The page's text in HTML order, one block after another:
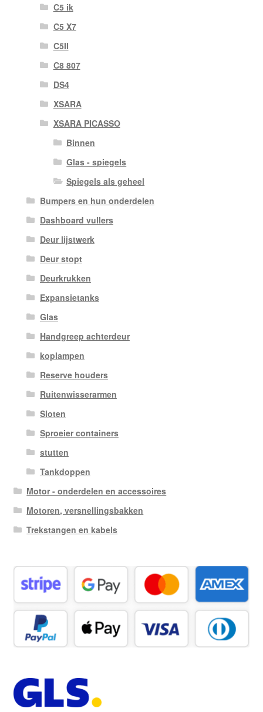
C5 ik
C5 X7
C5II
C8 807
DS4
XSARA
XSARA PICASSO
Binnen
Glas - spiegels
Spiegels als geheel
Bumpers en hun onderdelen
Dashboard vullers
Deur lijstwerk
Deur stopt
Deurkrukken
Expansietanks
Glas
Handgreep achterdeur
koplampen
Reserve houders
Ruitenwisserarmen
Sloten
Sproeier containers
stutten
Tankdoppen
Motor - onderdelen en accessoires
Motoren, versnellingsbakken
Trekstangen en kabels